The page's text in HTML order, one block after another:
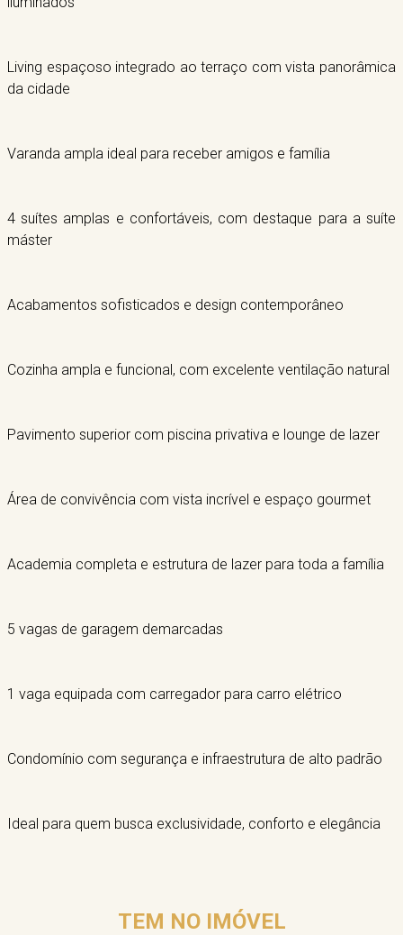
Living espaçoso integrado ao terraço com vista panorâmica
da cidade
Varanda ampla ideal para receber amigos e família
4 suítes amplas e confortáveis, com destaque para a suíte
máster
Acabamentos sofisticados e design contemporâneo
Cozinha ampla e funcional, com excelente ventilação natural
Pavimento superior com piscina privativa e lounge de lazer
Área de convivência com vista incrível e espaço gourmet
Academia completa e estrutura de lazer para toda a família
5 vagas de garagem demarcadas
1 vaga equipada com carregador para carro elétrico
Condomínio com segurança e infraestrutura de alto padrão
Ideal para quem busca exclusividade, conforto e elegância
TEM NO IMÓVEL